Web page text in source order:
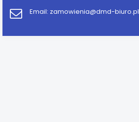
Email: zamowienia@dmd-biuro.pl